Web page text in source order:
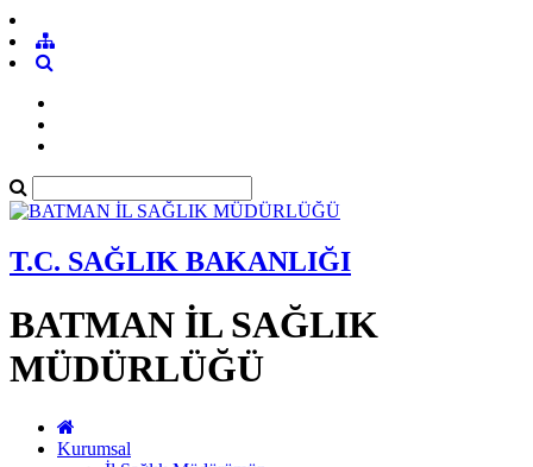
T.C. SAĞLIK BAKANLIĞI
BATMAN İL SAĞLIK
MÜDÜRLÜĞÜ
Kurumsal